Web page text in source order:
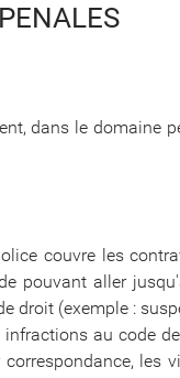
dans le domaine
couvre les
pouvant aller
droit (exemple :
au code
les